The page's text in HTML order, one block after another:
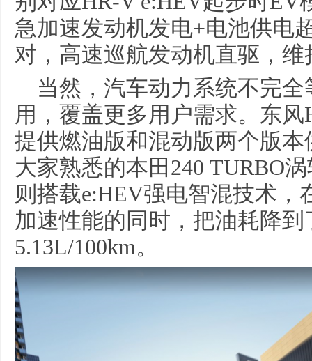
急加速发动机发电+电池供电
对，高速巡航发动机直驱，
当然，汽车动力系统不完
用，覆盖更多用户需求。东
提供燃油版和混动版两个版
大家熟悉的本田240 TURBO
则搭载e:HEV强电智混技术
加速性能的同时，把油耗降
5.13L/100km。